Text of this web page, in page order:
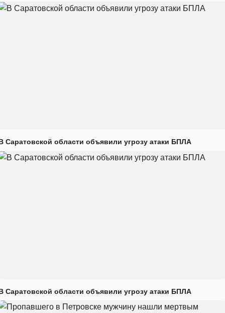
Саратовской области объявили угрозу атаки БПЛА
Саратовской области объявили угрозу атаки БПЛА